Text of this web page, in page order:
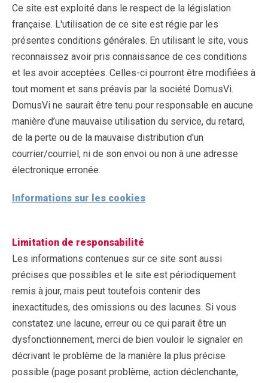
Ce site est exploité dans le respect de la législation
française. L'utilisation de ce site est régie par les
présentes conditions générales. En utilisant le site, vous
reconnaissez avoir pris connaissance de ces conditions
et les avoir acceptées. Celles-ci pourront être modifiées à
tout moment et sans préavis par la société DomusVi.
DomusVi ne saurait être tenu pour responsable en aucune
manière d’une mauvaise utilisation du service, du retard,
de la perte ou de la mauvaise distribution d'un
courrier/courriel, ni de son envoi ou non à une adresse
électronique erronée.
Informations sur les cookies
Limitation de responsabilité
Les informations contenues sur ce site sont aussi
précises que possibles et le site est périodiquement
remis à jour, mais peut toutefois contenir des
inexactitudes, des omissions ou des lacunes. Si vous
constatez une lacune, erreur ou ce qui parait être un
dysfonctionnement, merci de bien vouloir le signaler en
décrivant le problème de la manière la plus précise
possible (page posant problème, action déclenchante,